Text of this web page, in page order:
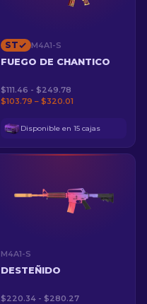
ST M4A1-S
FUEGO DE CHANTICO
$111.46 - $249.78
$103.79 – $320.01
Disponible en 15 cajas
M4A1-S
DESTEÑIDO
$220.34 - $280.27